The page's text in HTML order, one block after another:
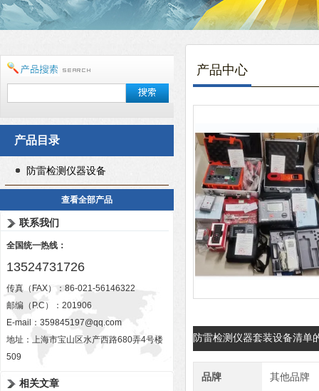
产品目录
防雷检测仪器设备
查看全部产品
联系我们
全国统一热线：
13524731726
传真（FAX）：86-021-56146322
邮编（P.C）：201906
E-mail： 359845197@qq.com
地址：上海市宝山区水产西路680弄4号楼
509
相关文章
产品中心
防雷检测仪器套装设备清单
品牌 其他品牌